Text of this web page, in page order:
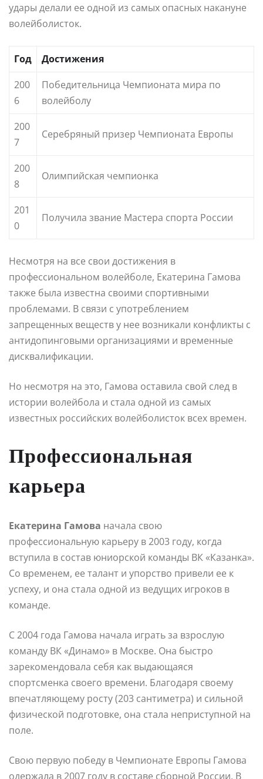
удары делали ее одной из самых опасных накануне
волейболисток.
Год
Достижения
200
6
Победительница Чемпионата мира по
волейболу
200
7
Серебряный призер Чемпионата Европы
200
8
Олимпийская чемпионка
201
0
Получила звание Мастера спорта России
Несмотря на все свои достижения в
профессиональном волейболе, Екатерина Гамова
также была известна своими спортивными
проблемами. В связи с употреблением
запрещенных веществ у нее возникали конфликты с
антидопинговыми организациями и временные
дисквалификации.
Но несмотря на это, Гамова оставила свой след в
истории волейбола и стала одной из самых
известных российских волейболисток всех времен.
Профессиональная
карьера
Екатерина Гамова начала свою
профессиональную карьеру в 2003 году, когда
вступила в состав юниорской команды ВК «Казанка».
Со временем, ее талант и упорство привели ее к
успеху, и она стала одной из ведущих игроков в
команде.
С 2004 года Гамова начала играть за взрослую
команду ВК «Динамо» в Москве. Она быстро
зарекомендовала себя как выдающаяся
спортсменка своего времени. Благодаря своему
впечатляющему росту (203 сантиметра) и сильной
физической подготовке, она стала неприступной на
поле.
Свою первую победу в Чемпионате Европы Гамова
одержала в 2007 году в составе сборной России. В